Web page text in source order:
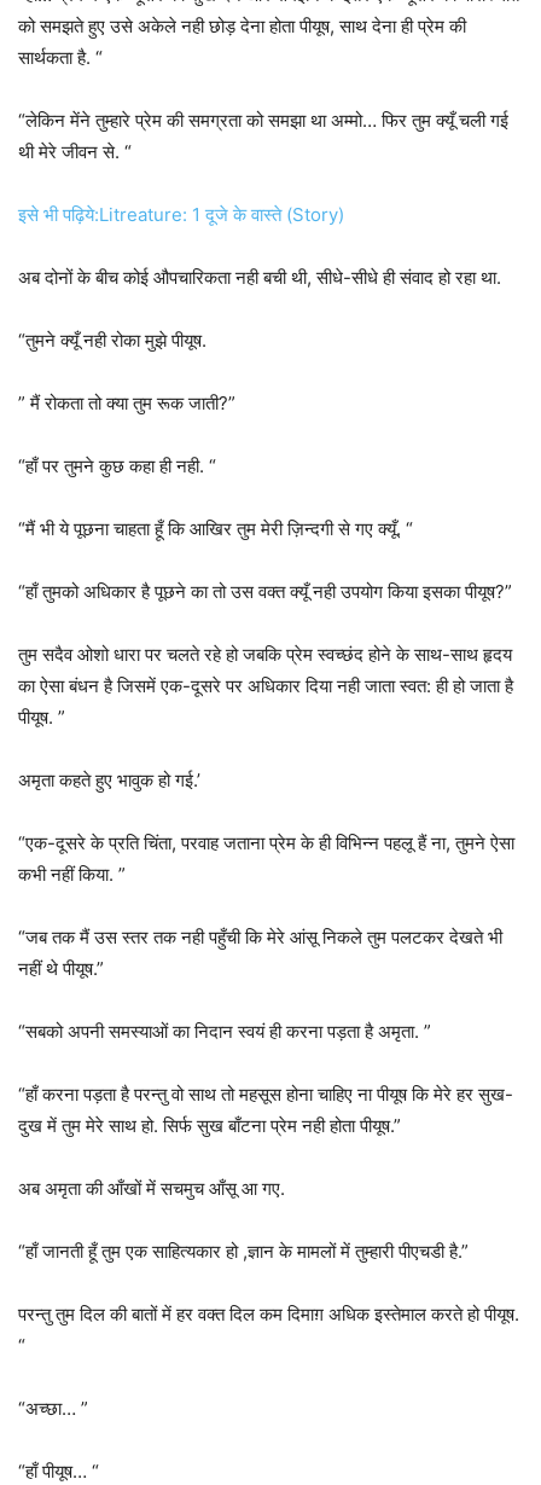
को समझते हुए उसे अकेले नही छोड़ देना होता पीयूष, साथ देना ही प्रेम की
सार्थकता है. “
“लेकिन मेंने तुम्हारे प्रेम की समग्रता को समझा था अम्मो… फिर तुम क्यूँ चली गई
थी मेरे जीवन से. “
इसे भी पढ़िये:Litreature: 1 दूजे के वास्ते (Story)
अब दोनों के बीच कोई औपचारिकता नही बची थी, सीधे-सीधे ही संवाद हो रहा था.
“तुमने क्यूँ नही रोका मुझे पीयूष.
” मैं रोकता तो क्या तुम रूक जाती?”
“हाँ पर तुमने कुछ कहा ही नही. “
“मैं भी ये पूछना चाहता हूँ कि आखिर तुम मेरी ज़िन्दगी से गए क्यूँ. “
“हाँ तुमको अधिकार है पूछने का तो उस वक्त क्यूँ नही उपयोग किया इसका पीयूष?”
तुम सदैव ओशो धारा पर चलते रहे हो जबकि प्रेम स्वच्छंद होने के साथ-साथ हृदय
का ऐसा बंधन है जिसमें एक-दूसरे पर अधिकार दिया नही जाता स्वत: ही हो जाता है
पीयूष. ”
अमृता कहते हुए भावुक हो गई.’
“एक-दूसरे के प्रति चिंता, परवाह जताना प्रेम के ही विभिन्न पहलू हैं ना, तुमने ऐसा
कभी नहीं किया. ”
“जब तक मैं उस स्तर तक नही पहुँची कि मेरे आंसू निकले तुम पलटकर देखते भी
नहीं थे पीयूष.”
“सबको अपनी समस्याओं का निदान स्वयं ही करना पड़ता है अमृता. ”
“हाँ करना पड़ता है परन्तु वो साथ तो महसूस होना चाहिए ना पीयूष कि मेरे हर सुख-
दुख में तुम मेरे साथ हो. सिर्फ सुख बाँटना प्रेम नही होता पीयूष.”
अब अमृता की आँखों में सचमुच आँसू आ गए.
“हाँ जानती हूँ तुम एक साहित्यकार हो ,ज्ञान के मामलों में तुम्हारी पीएचडी है.”
परन्तु तुम दिल की बातों में हर वक्त दिल कम दिमाग़ अधिक इस्तेमाल करते हो पीयूष.
“
“अच्छा… ”
“हाँ पीयूष… “